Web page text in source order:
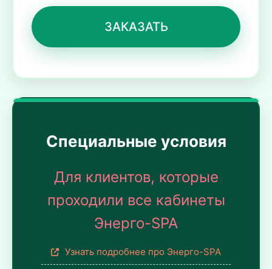
ЗАКАЗАТЬ
Специальные условия
Для клиентов, которые
проходили все кабинеты
Энерго-SPA
Узнать подробнее про Энерго-SPA